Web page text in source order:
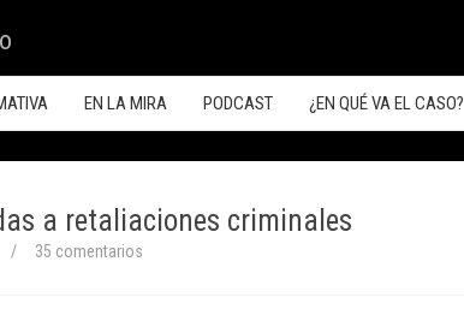
EN LA MIRA PODCAST ¿EN QUÉ VA EL CASO?
a retaliaciones criminales
/ 35 comentarios